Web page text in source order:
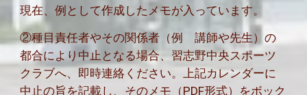
現在、例として作成したメモが入っています。
②種目責任者やその関係者（例 講師や先生）の
都合により中止となる場合、習志野中央スポーツ
クラブへ、即時連絡ください。
上記カレンダーに
中止の旨を記載し、そのメモ（PDF形式）をボック